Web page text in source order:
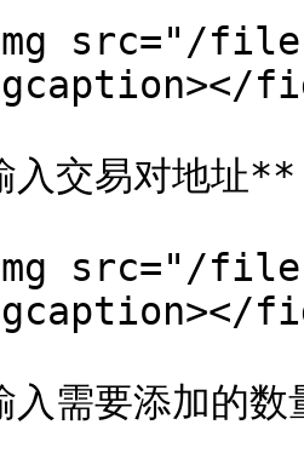
src="/files/
交易对地址**
src="/files/
需要添加的数